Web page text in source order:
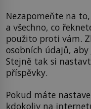
Nezapomeňte na
a všechno, co
použito proti vám.
osobních údajů, aby
Stejně tak si
příspěvky.
Pokud máte
kdokoliv na